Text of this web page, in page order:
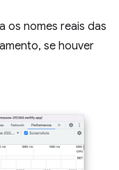
os nomes reais das
se houver